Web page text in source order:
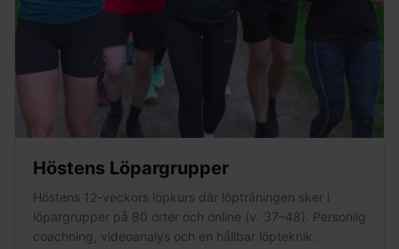
Höstens Löpargrupper
Höstens 12-veckors löpkurs där löpträningen sker i
löpargrupper på 80 orter och online (v. 37–48). Personlig
coachning, videoanalys och en hållbar löpteknik.